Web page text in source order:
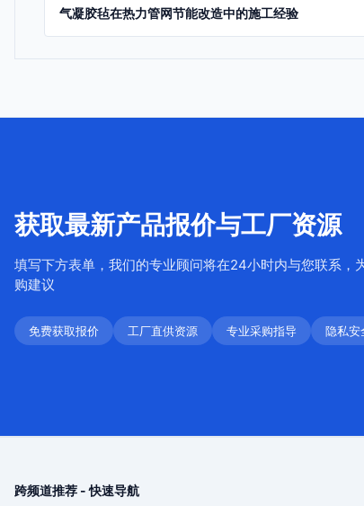
气凝胶毡在热力管网节能改造中的施工经验
获取最新产品报价与工厂资源
填写下方表单，我们的专业顾问将在24小时内与您联系，
购建议
免费获取报价 工厂直供资源 专业采购指导 隐私安
跨频道推荐 - 快速导航